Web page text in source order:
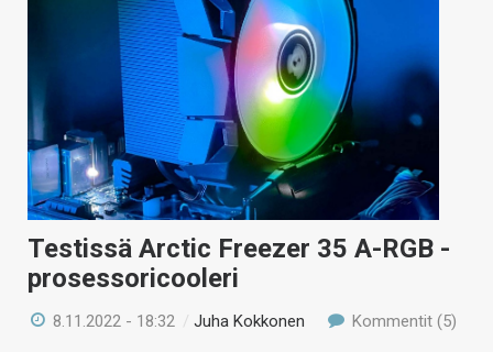
HAKU
Testissä Arctic Freezer 35 A-RGB -
prosessoricooleri
8.11.2022 - 18:32 /Juha Kokkonen Kommentit (5)